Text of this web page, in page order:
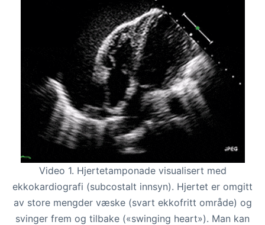
Video 1. Hjertetamponade visualisert med
ekkokardiografi (subcostalt innsyn). Hjertet er omgitt
av store mengder væske (svart ekkofritt område) og
svinger frem og tilbake («swinging heart»). Man kan